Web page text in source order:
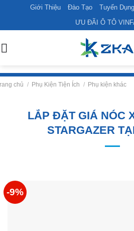
content
Giới Thiệu Đào Tạo Tuyển Dụng
ƯU ĐÃI Ô TÔ
chủ / Phụ Kiện Tiện Ích / Phụ kiện khác
LẮP ĐẶT GIÁ NÓC
STARGAZER
-9%